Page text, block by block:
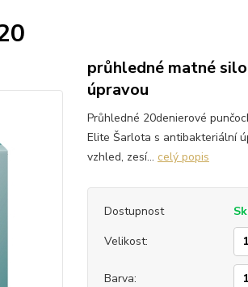
průhledné matné
úpravou
Průhledné 20denierové
Elite Šarlota s antibakteriální
vzhled, zesí... celý popis
Dostupnost
Velikost:
Barva: